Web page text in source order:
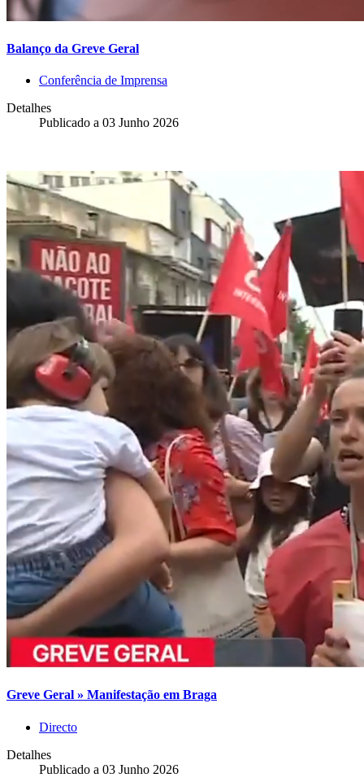
Balanço da Greve Geral
Conferência de Imprensa
Detalhes
Publicado a 03 Junho 2026
Greve Geral » Manifestação em Braga
Directo
Detalhes
Publicado a 03 Junho 2026